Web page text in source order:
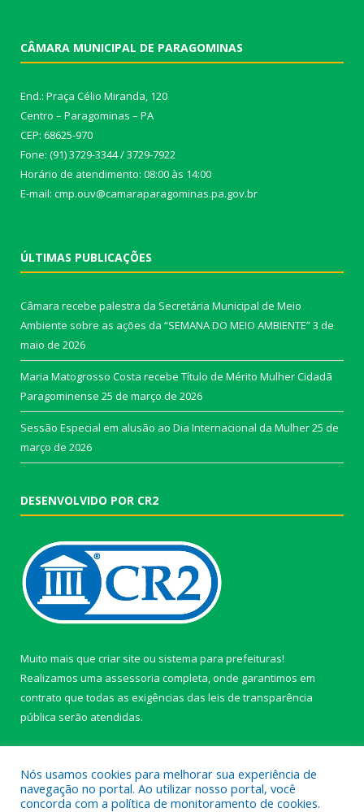
CÂMARA MUNICIPAL DE PARAGOMINAS
End.: Praça Célio Miranda, 120
Centro – Paragominas – PA
CEP: 68625-970
Fone: (91) 3729-3344 / 3729-7922
Horário de atendimento: 08:00 às 14:00
E-mail: cmp.ouv@camaraparagominas.pa.gov.br
ÚLTIMAS PUBLICAÇÕES
Câmara recebe palestra da Secretária Municipal de Meio
Ambiente sobre as ações da “SEMANA DO MEIO AMBIENTE”3 de
maio de 2026
Maria Matogrosso Costa recebe Título de Mérito Mulher Cidadã
Paragominense 25 de março de 2026
Sessão Especial em alusão ao Dia Internacional da Mulher25 de
março de 2026
DESENVOLVIDO POR CR2
Muito mais que criar site ou sistema para prefeituras!
Realizamos uma assessoria completa, onde garantimos em
contrato que todas as exigências das leis de transparência
pública serão atendidas.
Nós usamos cookies para melhorar sua experiência de
navegação no portal. Ao utilizar nosso portal, você
concorda com a política de monitoramento de cookies.